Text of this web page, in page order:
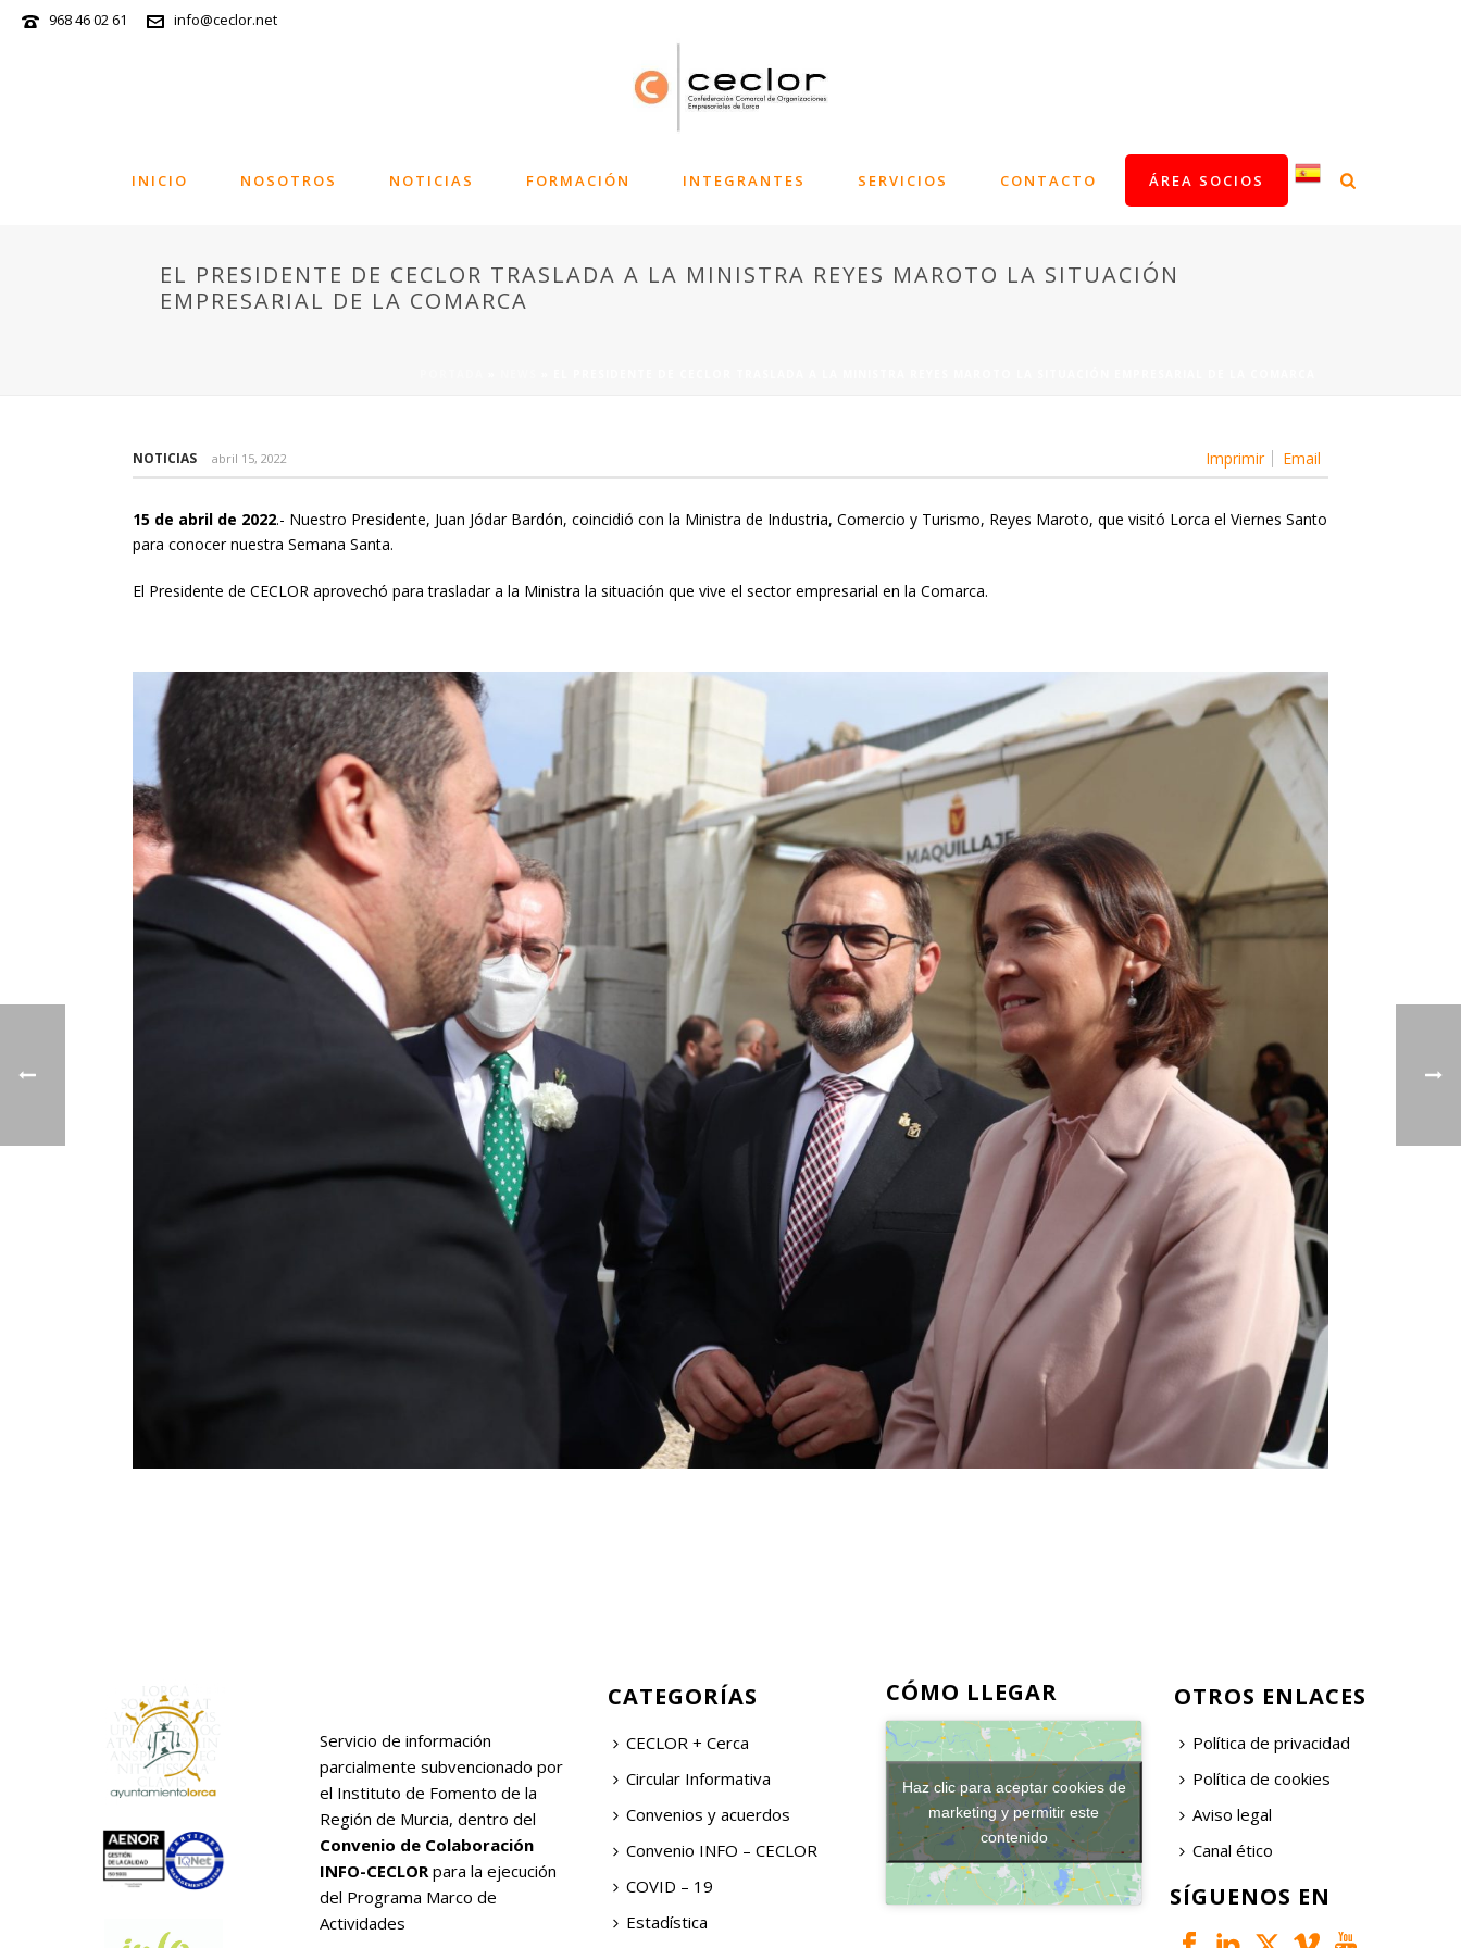
968 46 02 61 info@ceclor.net
INICIO NOSOTROS NOTICIAS FORMACIÓN INTEGRANTES SERVICIOS CONTACTO ÁREA SOCIOS
EL PRESIDENTE DE CECLOR TRASLADA A LA MINISTRA REYES MAROTO LA SITUACIÓN
EMPRESARIAL DE LA COMARCA
Imprimir Email
NOTICIAS abril 15, 2022
15 de abril de 2022.- Nuestro Presidente, Juan Jódar Bardón, coincidió con la Ministra de Industria, Comercio y Turismo, Reyes Maroto, que visitó Lorca el Viernes Santo
para conocer nuestra Semana Santa.
El Presidente de CECLOR aprovechó para trasladar a la Ministra la situación que vive el sector empresarial en la Comarca.
Servicio de información
parcialmente subvencionado por
el Instituto de Fomento de la
Región de Murcia, dentro del
Convenio de Colaboración
INFO-CECLOR para la ejecución
del Programa Marco de
Actividades
CATEGORÍAS
CECLOR + Cerca
Circular Informativa
Convenios y acuerdos
Convenio INFO – CECLOR
COVID – 19
Estadística
CÓMO LLEGAR
Haz clic para aceptar cookies de
marketing y permitir este
contenido
OTROS ENLACES
Política de privacidad
Política de cookies
Aviso legal
Canal ético
SÍGUENOS EN